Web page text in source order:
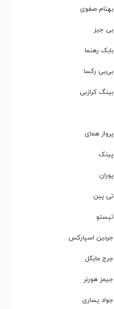
بهنام صفوی
بی جیز
بابک رهنما
بی‌بی رکسا
بینگ کرازبی
پرواز همای
پینک
پوران
تی پین
تیستو
جردین اسپارکس
جرج مایکل
جیمز هورنر
جواد یساری